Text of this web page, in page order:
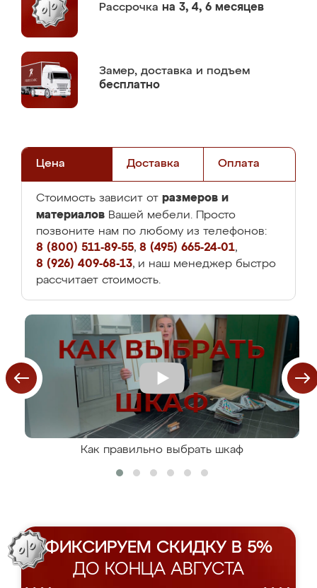
Рассрочка на 3, 4, 6 месяцев
Замер, доставка и подъем
бесплатно
Цена Доставка Оплата
Стоимость зависит от размеров и
материалов Вашей мебели. Просто
позвоните нам по любому из телефонов:
8 (800) 511-89-55, 8 (495) 665-24-01,
8 (926) 409-68-13, и наш менеджер быстро
рассчитает стоимость.
Как правильно выбрать шкаф
ФИКСИРУЕМ СКИДКУ В 5%
ДО КОНЦА АВГУСТА